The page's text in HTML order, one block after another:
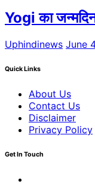
Yogi का
Uphindinews June
Quick Links
About Us
Contact Us
Disclaimer
Privacy Policy
Get In Touch